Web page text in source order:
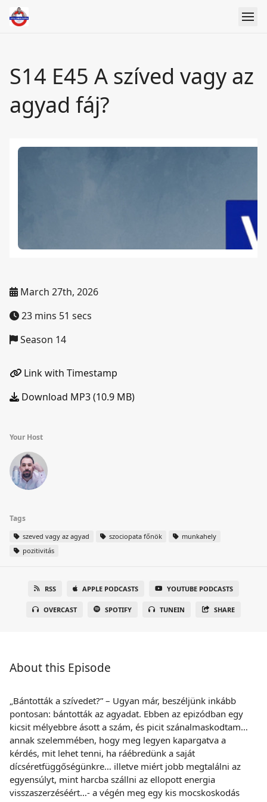
S14 E45 A szíved vagy az
agyad fáj?
March 27th, 2026
23 mins 51 secs
Season 14
Link with Timestamp
Download MP3 (10.9 MB)
Your Host
Tags
szeved vagy az agyad szociopata főnök
munkahely
pozitivitás
RSS APPLE PODCASTS YOUTUBE PODCASTS
OVERCAST SPOTIFY TUNEIN SHARE
About this Episode
„Bántották a szívedet?” – Ugyan már, beszéljünk inkább
pontosan: bántották az agyadat. Ebben az epizódban egy
kicsit mélyebbre ásott a szám, és picit szánalmaskodtam…
annak szelemmében, hogy meg legyen kapargatva a
kérdés, mit lehet tenni, ha ráébredünk a saját
dícséretfüggőségünkre… illetve miért jobb megtalálni az
egyensúlyt, mint harcba szállni az ellopott energia
visszaszerzéséért…- a végén meg egy kis mocskoskodás